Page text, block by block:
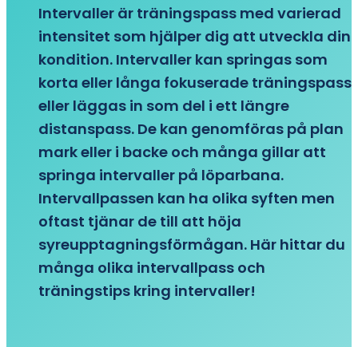
Intervaller är träningspass med varierad
intensitet som hjälper dig att utveckla din
kondition. Intervaller kan springas som
korta eller långa fokuserade träningspass
eller läggas in som del i ett längre
distanspass. De kan genomföras på plan
mark eller i backe och många gillar att
springa intervaller på löparbana.
Intervallpassen kan ha olika syften men
oftast tjänar de till att höja
syreupptagningsförmågan. Här hittar du
många olika intervallpass och
träningstips kring intervaller!